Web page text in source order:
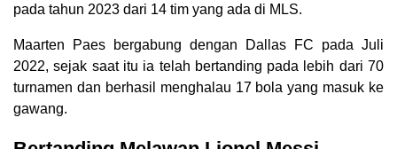
pada tahun 2023 dari 14 tim yang ada di MLS.
Maarten Paes bergabung dengan Dallas FC pada Juli
2022, sejak saat itu ia telah bertanding pada lebih dari 70
turnamen dan berhasil menghalau 17 bola yang masuk ke
gawang.